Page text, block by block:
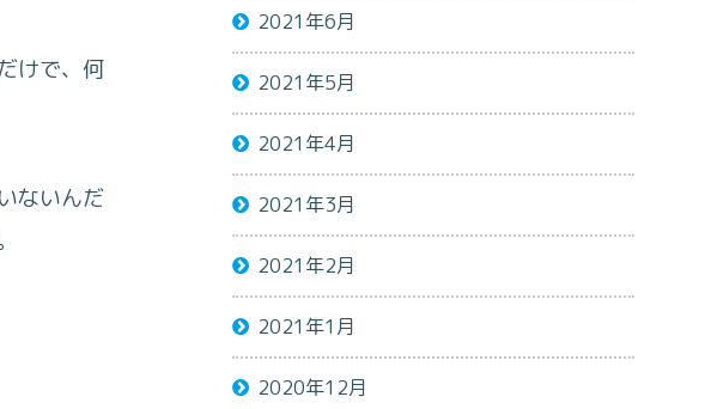
けで、何
ないんだ
2021年6月
2021年5月
2021年4月
2021年3月
2021年2月
2021年1月
2020年12月